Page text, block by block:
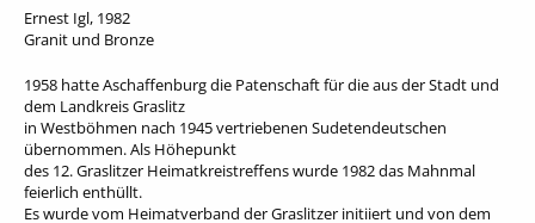
Ernest Igl, 1982
Granit und Bronze
1958 hatte Aschaffenburg die Patenschaft für die aus der Stadt und
dem Landkreis Graslitz
in Westböhmen nach 1945 vertriebenen Sudetendeutschen
übernommen. Als Höhepunkt
des 12. Graslitzer Heimatkreistreffens wurde 1982 das Mahnmal
feierlich enthüllt.
Es wurde vom Heimatverband der Graslitzer initiiert und von dem